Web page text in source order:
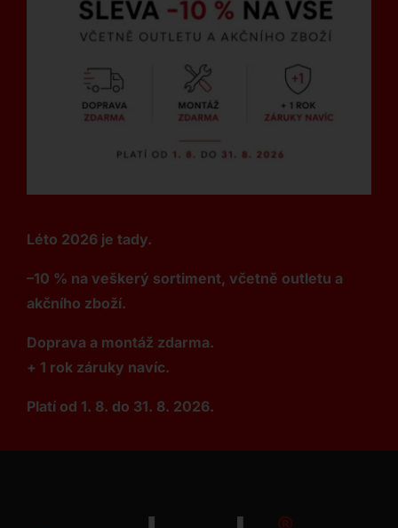
Léto 2026 je tady.
–10 % na veškerý sortiment, včetně outletu a
akčního zboží.
Doprava a montáž zdarma.
+ 1 rok záruky navíc.
Platí od 1. 8. do 31. 8. 2026.